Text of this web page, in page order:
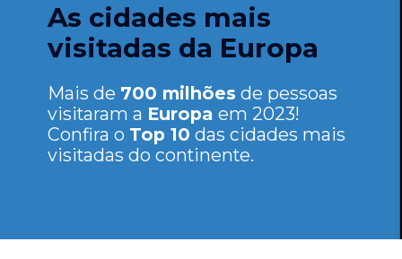
As cidades mais
visitadas da Europa
Mais de 700 milhões de pessoas
visitaram a Europaem 2023!
Confira o Top 10 das cidades mais
visitadas do continente.